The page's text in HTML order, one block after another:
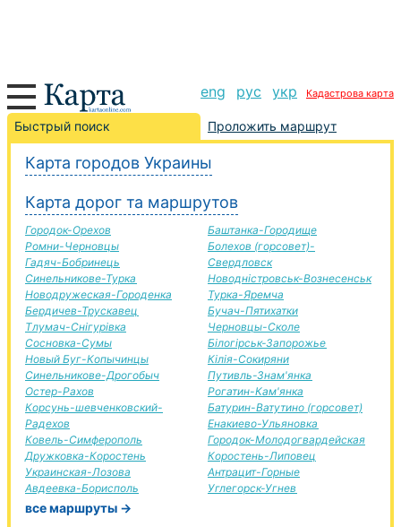
eng рус укр Кадастрова карта
Быстрый поиск Проложить маршрут
Карта городов Украины
Карта дорог та маршрутов
Городок-Орехов
Ромни-Черновцы
Гадяч-Бобринець
Синельникове-Турка
Новодружеская-Городенка
Бердичев-Трускавец
Тлумач-Снігурівка
Сосновка-Сумы
Новый Буг-Копычинцы
Синельникове-Дрогобыч
Остер-Рахов
Корсунь-шевченковский-
Радехов
Ковель-Симферополь
Дружковка-Коростень
Украинская-Лозова
Авдеевка-Борисполь
Баштанка-Городище
Болехов (горсовет)-
Свердловск
Новодністровськ-Вознесенськ
Турка-Яремча
Бучач-Пятихатки
Черновцы-Сколе
Білогірськ-Запорожье
Кілія-Сокиряни
Путивль-Знам'янка
Рогатин-Кам'янка
Батурин-Ватутино (горсовет)
Енакиево-Ульяновка
Городок-Молодогвардейская
Коростень-Липовец
Антрацит-Горные
Углегорск-Угнев
все маршруты →
Бобринець-Дубно дорога, маршрут Бобринець-
Дубно, автомобильная дорога
+
−